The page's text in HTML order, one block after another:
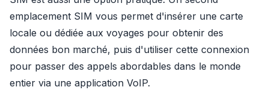
emplacement SIM vous permet d'insérer une carte
locale ou dédiée aux voyages pour obtenir des
données bon marché, puis d'utiliser cette connexion
pour passer des appels abordables dans le monde
entier via une application VoIP.